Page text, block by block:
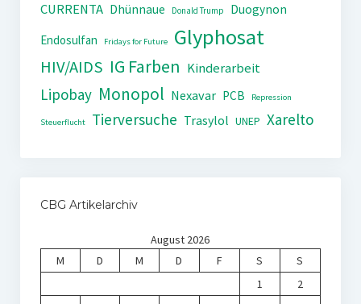
CURRENTA Dhünnaue Donald Trump
Duogynon
Endosulfan
Fridays for Future Glyphosat
HIV/AIDS IG Farben Kinderarbeit
Lipobay Monopol Nexavar PCB Repression
Steuerflucht Tierversuche Trasylol UNEP Xarelto
CBG Artikelarchiv
August 2026
M
D M D F S
S
1
2